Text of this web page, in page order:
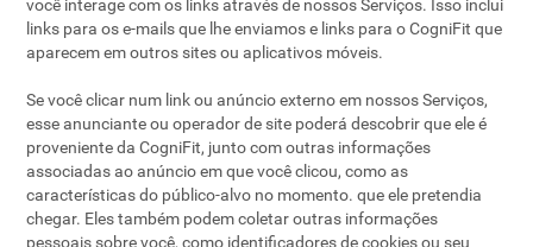
você interage com os links através de nossos Serviços. Isso inclui
links para os e-mails que lhe enviamos e links para o CogniFit que
aparecem em outros sites ou aplicativos móveis.
Se você clicar num link ou anúncio externo em nossos Serviços,
esse anunciante ou operador de site poderá descobrir que ele é
proveniente da CogniFit, junto com outras informações
associadas ao anúncio em que você clicou, como as
características do público-alvo no momento. que ele pretendia
chegar. Eles também podem coletar outras informações
pessoais sobre você, como identificadores de cookies ou seu